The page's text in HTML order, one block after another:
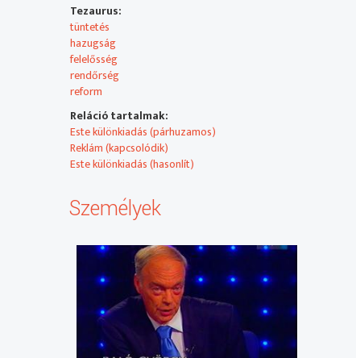
Tezaurus:
tüntetés
hazugság
felelősség
rendőrség
reform
Reláció tartalmak:
Este különkiadás (párhuzamos)
Reklám (kapcsolódik)
Este különkiadás (hasonlít)
Személyek